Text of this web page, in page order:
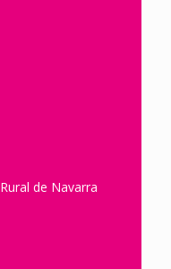
de Navarra